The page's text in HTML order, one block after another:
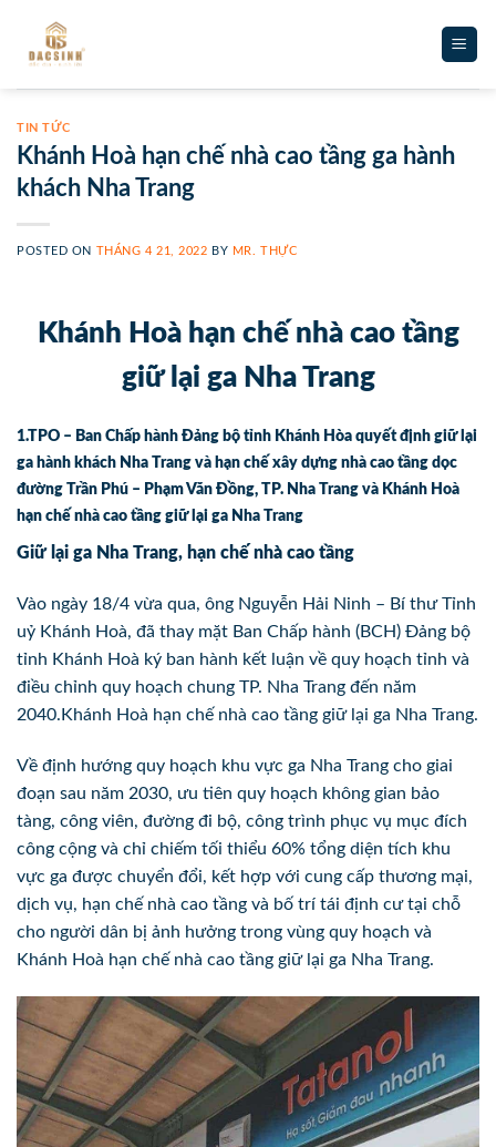
content
TIN TỨC
Khánh Hoà hạn chế nhà cao tầng ga hành
khách Nha Trang
POSTED ON THÁNG 4 21, 2022 BY MR. THỰC
Khánh Hoà hạn chế nhà cao tầng
giữ lại ga Nha Trang
1.TPO – Ban Chấp hành Đảng bộ tỉnh Khánh Hòa quyết định giữ lại
ga hành khách Nha Trang và hạn chế xây dựng nhà cao tầng dọc
đường Trần Phú – Phạm Văn Đồng, TP. Nha Trang và Khánh Hoà
hạn chế nhà cao tầng giữ lại ga Nha Trang
Giữ lại ga Nha Trang, hạn chế nhà cao tầng
Vào ngày 18/4 vừa qua, ông Nguyễn Hải Ninh – Bí thư Tỉnh
uỷ Khánh Hoà, đã thay mặt Ban Chấp hành (BCH) Đảng bộ
tỉnh Khánh Hoà ký ban hành kết luận về quy hoạch tỉnh và
điều chỉnh quy hoạch chung TP. Nha Trang đến năm
2040.Khánh Hoà hạn chế nhà cao tầng giữ lại ga Nha Trang.
Về định hướng quy hoạch khu vực ga Nha Trang cho giai
đoạn sau năm 2030, ưu tiên quy hoạch không gian bảo
tàng, công viên, đường đi bộ, công trình phục vụ mục đích
công cộng và chỉ chiếm tối thiểu 60% tổng diện tích khu
vực ga được chuyển đổi, kết hợp với cung cấp thương mại,
dịch vụ, hạn chế nhà cao tầng và bố trí tái định cư tại chỗ
cho người dân bị ảnh hưởng trong vùng quy hoạch và
Khánh Hoà hạn chế nhà cao tầng giữ lại ga Nha Trang.